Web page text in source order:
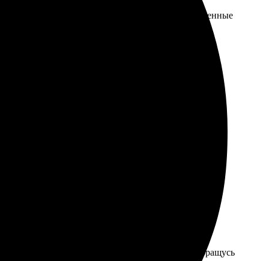
выбрала макет и оформление. Получила качественные
редактировать каждую картинку, менять
были хорошо упакованы. Они смотрятся очень
Доставка пришла вовремя. Обязательно обращусь